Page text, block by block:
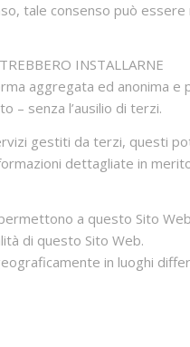
tale consenso può
INSTALLARNE
aggregata ed anonima
– senza l’ausilio di terzi.
gestiti da terzi, questi
dettagliate in
a questo Sito
di questo Sito Web.
in luoghi